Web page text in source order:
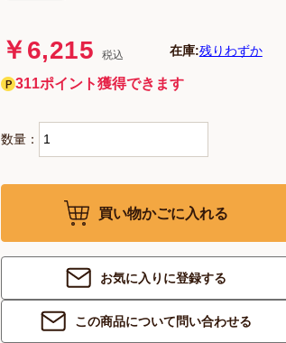
￥6,215 税込 在庫:残りわずか
311ポイント獲得できます
数量：
買い物かごに入れる
お気に入りに登録する
この商品について問い合わせる